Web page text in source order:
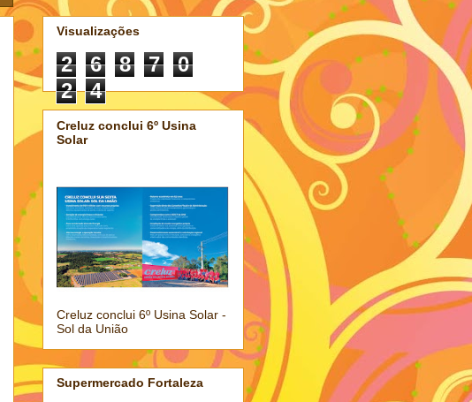
Visualizações
2 6 8 7
0
2
4
Creluz conclui 6º Usina
Solar
Creluz conclui 6º Usina Solar -
Sol da União
Supermercado Fortaleza